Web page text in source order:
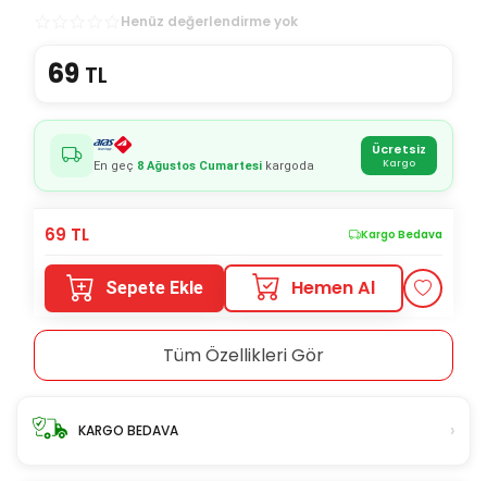
Henüz değerlendirme yok
69 TL
En geç 8 Ağustos Cumartesi kargoda
Ücretsiz
Kargo
69 TL Kargo Bedava
Sepete Ekle Hemen Al
Tüm Özellikleri Gör
KARGO BEDAVA ›